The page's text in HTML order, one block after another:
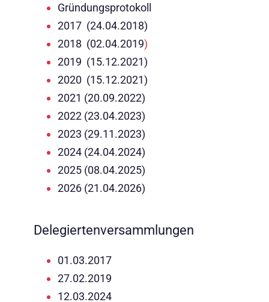
Gründungsprotokoll
2017 (24.04.2018)
2018 (02.04.2019)
2019 (15.12.2021)
2020 (15.12.2021)
2021 (20.09.2022)
2022 (23.04.2023)
2023 (29.11.2023)
2024 (24.04.2024)
2025 (08.04.2025)
2026 (21.04.2026)
Delegiertenversammlungen
01.03.2017
27.02.2019
12.03.2024